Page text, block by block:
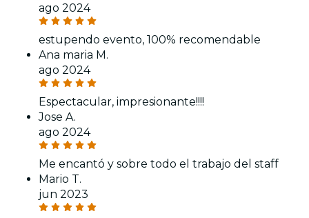
ago 2024
estupendo evento, 100% recomendable
Ana maria M.
ago 2024
Espectacular, impresionante!!!!
Jose A.
ago 2024
Me encantó y sobre todo el trabajo del staff
Mario T.
jun 2023